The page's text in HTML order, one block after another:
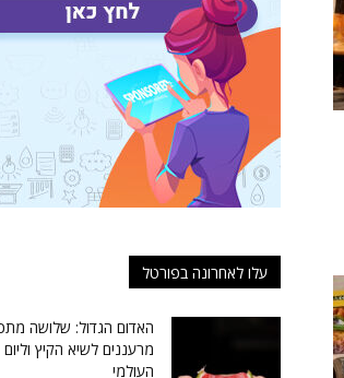
עלו לאחרונה בפורטל
האדום הגדול: שלושה
מרעננים לשיא הקיץ
העולמי